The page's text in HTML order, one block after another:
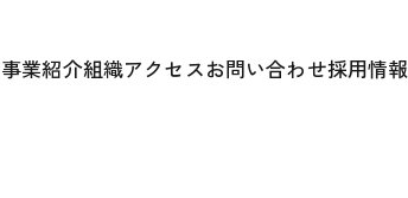
事業紹介組織アクセスお問い合わせ採用情報